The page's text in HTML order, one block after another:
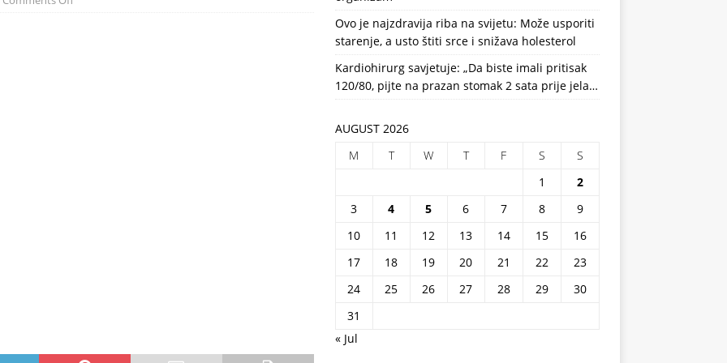
Ovo je najzdravija riba na svijetu: Može usporiti
starenje, a usto štiti srce i snižava holesterol
Kardiohirurg savjetuje: „Da biste imali pritisak
120/80, pijte na prazan stomak 2 sata prije jela…
AUGUST 2026
M
T W T F S
S
1
2
3
4 5 6 7 8
9
10
11 12 13 14 15
16
17
18 19 20 21 22
23
24
25 26 27 28 29
30
31
« Jul